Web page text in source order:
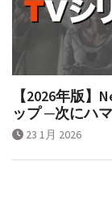
【2026年版
ップ ─次にハ
23 1月 2026